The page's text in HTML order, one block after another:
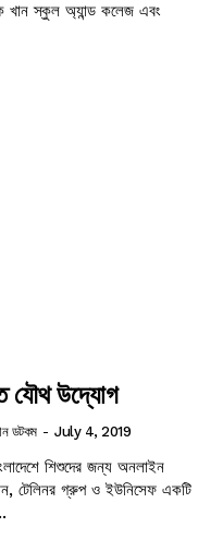
খান স্কুল অ্যান্ড কলেজ এবং
যৌথ উদ্যোগ
ডটকম - July 4, 2019
শিশুদের জন্য অনলাইন
টেলিনর গ্রুপ ও ইউনিসেফ একটি